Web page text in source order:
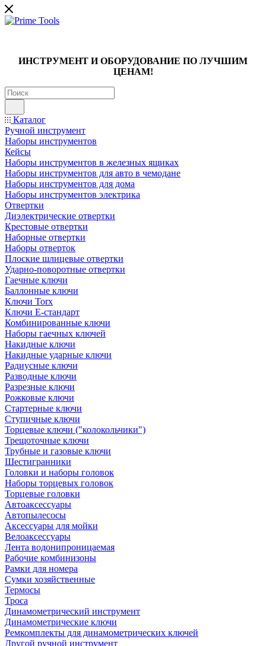
ИНСТРУМЕНТ И ОБОРУДОВАНИЕ ПО ЛУЧШИМ
ЦЕНАМ!
Каталог
Ручной инструмент
Наборы инструментов
Кейсы
Наборы инструментов в железных ящиках
Наборы инструментов для авто в чемодане
Наборы инструментов для дома
Наборы инструментов электрика
Отвертки
Диэлектрические отвертки
Крестовые отвертки
Наборные отвертки
Наборы отверток
Плоские шлицевые отвертки
Ударно-поворотные отвертки
Гаечные ключи
Баллонные ключи
Ключи Torx
Ключи Е-стандарт
Комбинированные ключи
Наборы гаечных ключей
Накидные ключи
Накидные ударные ключи
Радиусные ключи
Разводные ключи
Разрезные ключи
Рожковые ключи
Стартерные ключи
Ступичные ключи
Торцевые ключи ("колокольчики")
Трещоточные ключи
Трубные и газовые ключи
Шестигранники
Головки и наборы головок
Наборы торцевых головок
Торцевые головки
Автоаксессуары
Автопылесосы
Аксессуары для мойки
Велоаксессуары
Лента водонипроницаемая
Рабочие комбинизоны
Рамки для номера
Сумки хозяйственные
Термосы
Троса
Динамометрический инструмент
Динамометрические ключи
Ремкомплекты для динамометрических ключей
Другой ручной инструмент